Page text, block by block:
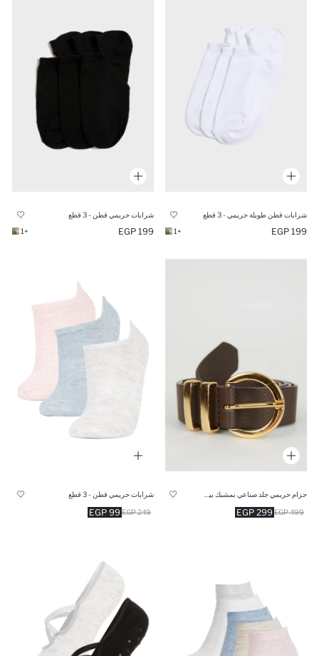
شرابات قطن طويلة حريمي - 3 قطع
199 EGP
+1
شرابات حريمي قطن - 3 قطع
199 EGP
+1
299 EGP 499 EGP
شرابات حريمي قطن - 3 قطع
99 EGP 249 EGP